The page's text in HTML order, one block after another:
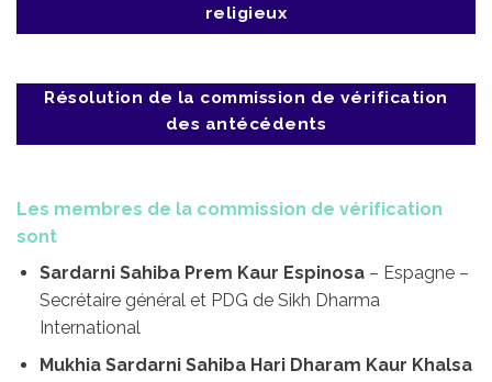
religieux
Résolution de la commission de vérification
des antécédents
Les membres de la commission de vérification
sont
Sardarni Sahiba Prem Kaur Espinosa – Espagne –
Secrétaire général et PDG de Sikh Dharma
International
Mukhia Sardarni Sahiba Hari Dharam Kaur Khalsa